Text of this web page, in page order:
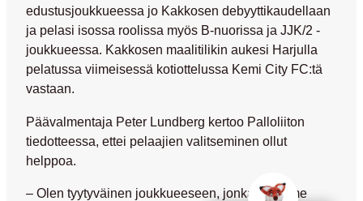
edustusjoukkueessa jo Kakkosen debyyttikaudellaan
ja pelasi isossa roolissa myös B-nuorissa ja JJK/2 -
joukkueessa. Kakkosen maalitilikin aukesi Harjulla
pelatussa viimeisessä kotiottelussa Kemi City FC:tä
vastaan.
Päävalmentaja Peter Lundberg kertoo Palloliiton
tiedotteessa, ettei pelaajien valitseminen ollut
helppoa.
– Olen tyytyväinen joukkueeseen, jonka saamme